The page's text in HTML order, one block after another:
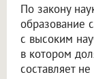
По закону
образование
с высоким
в котором
составляет